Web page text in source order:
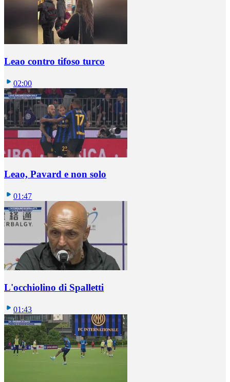
Leao contro tifoso turco
02:00
Leao, Pavard e non solo
01:47
L'occhiolino di Spalletti
01:43